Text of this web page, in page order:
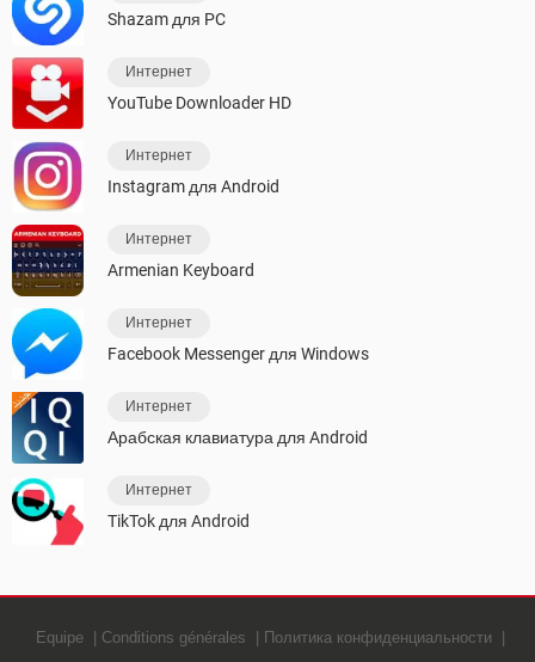
Shazam для PC
Интернет
YouTube Downloader HD
Интернет
Instagram для Android
Интернет
Armenian Keyboard
Интернет
Facebook Messenger для Windows
Интернет
Арабская клавиатура для Android
Интернет
TikTok для Android
Equipe Conditions générales
Политика конфиденциальности